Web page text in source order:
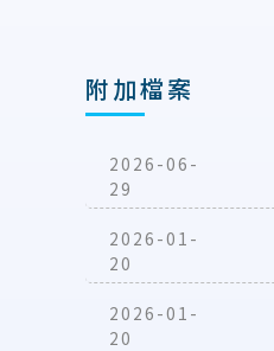
附加檔案
2026-06-
29
2026-01-
20
2026-01-
20